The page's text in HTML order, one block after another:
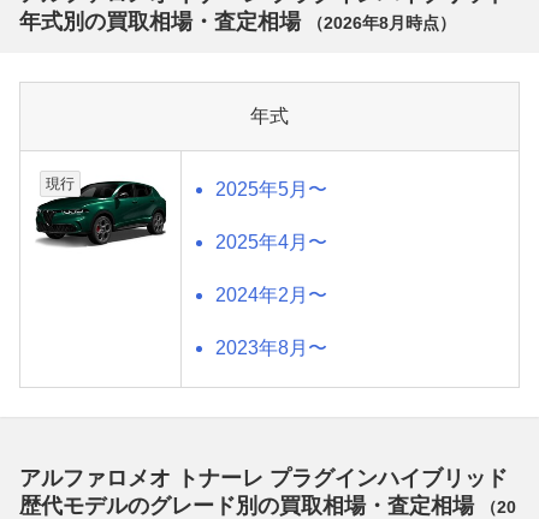
年式別の買取相場・査定相場
（2026年8月 時点）
年式
現行 2025年5月〜
2025年4月〜
2024年2月〜
2023年8月〜
アルファロメオ トナーレ プラグインハイブリッド
歴代モデルのグレード別の買取相場・査定相場
（20